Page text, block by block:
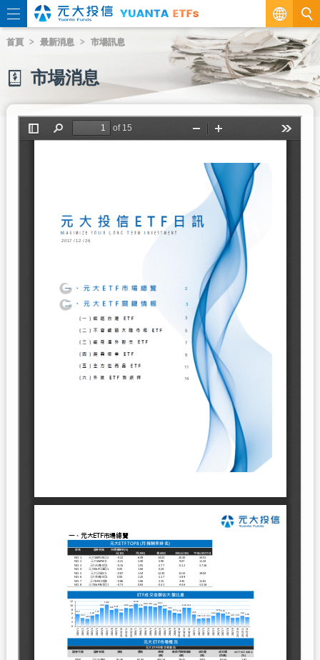
繁
EN
首頁 最新消息 市場訊息
市場消息